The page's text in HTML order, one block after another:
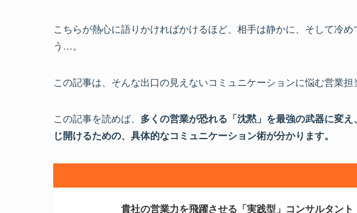
こちらが熱心に語りかければかけるほど、相手は静かに、そして冷
う…。
この記事は、そんな出口の見えないコミュニケーションに悩む営業
この記事を読めば、 多くの営業が恐れる「沈黙」を最強の武器に変
じ開けるための、具体的なコミュニケーション術が分かります。
貴社の営業力を飛躍させる「実践型」コンサルタント